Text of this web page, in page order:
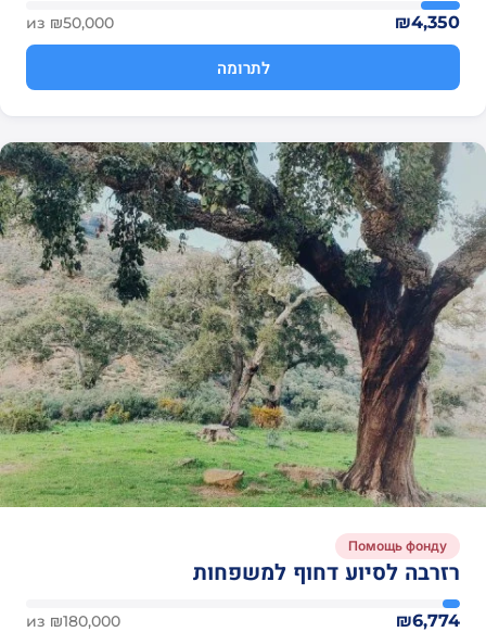
₪4,350
из ₪50,000
לתרומה
Помощь фонду
רזרבה לסיוע דחוף למשפחות
₪6,774
из ₪180,000